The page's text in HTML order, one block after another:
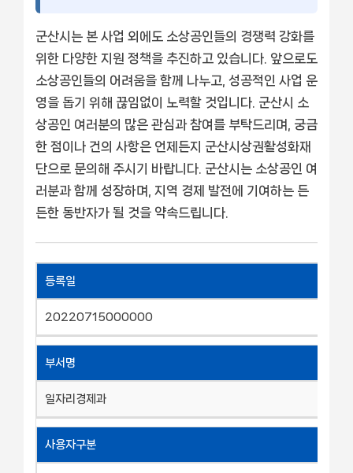
군산시는 본 사업 외에도 소상공인들의 경쟁력 강화를
위한 다양한 지원 정책을 추진하고 있습니다. 앞으로도
소상공인들의 어려움을 함께 나누고, 성공적인 사업 운
영을 돕기 위해 끊임없이 노력할 것입니다. 군산시 소
상공인 여러분의 많은 관심과 참여를 부탁드리며, 궁금
한 점이나 건의 사항은 언제든지 군산시상권활성화재
단으로 문의해 주시기 바랍니다. 군산시는 소상공인 여
러분과 함께 성장하며, 지역 경제 발전에 기여하는 든
든한 동반자가 될 것을 약속드립니다.
등록일
20220715000000
부서명
일자리경제과
사용자구분